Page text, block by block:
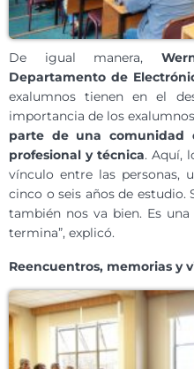
De igual manera,
Departamento de
exalumnos tienen en el
importancia de los
parte de una comunidad
profesional y técnica. Aquí,
vínculo entre las personas,
cinco o seis años de estudio.
también nos va bien. Es
termina”, explicó.
Reencuentros, memorias y